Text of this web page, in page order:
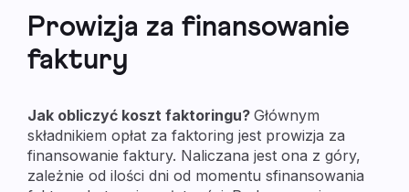
Prowizja za finansowanie
faktury
Jak obliczyć koszt faktoringu? Głównym
składnikiem opłat za faktoring jest prowizja za
finansowanie faktury. Naliczana jest ona z góry,
zależnie od ilości dni od momentu sfinansowania